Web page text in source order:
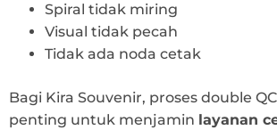
Spiral tidak miring
Visual tidak pecah
Tidak ada noda cetak
Bagi Kira Souvenir, proses double
penting untuk menjamin layanan